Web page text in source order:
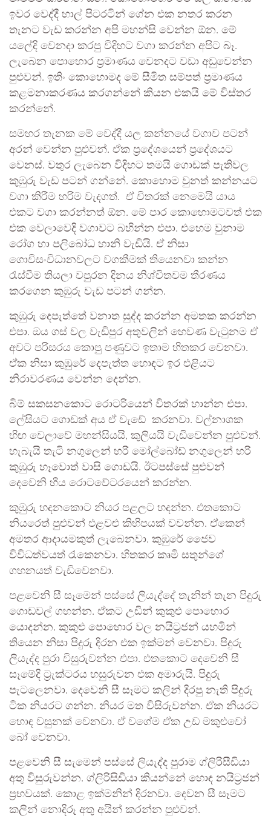
ඉවර වෙද්දී හාල් පිටරටින් ගේන එක නතර කරන
තැනට වැඩ කරන්න අපි මහන්සි වෙන්න ඕන. මේ
යලේදි වෙනදා කරපු විදිහට වගා කරන්න අපිට බෑ.
ලැබෙන පොහොර ප්‍රමාණය වෙනදට වඩා අඩුවෙන්න
පුළුවන්. ඉතිං කොහොමද මේ සීමිත සම්පත් ප්‍රමාණය
කළමනාකරණය කරගන්නේ කියන එකයි මේ විස්තර
කරන්නේ.
සමහර තැනක මේ වෙද්දී යල කන්නයේ වගාව පටන්
අරන් වෙන්න පුළුවන්. ඒක ප්‍රදේශයෙන් ප්‍රදේශයට
වෙනස්. වතුර ලැබෙන විදිහට තමයි ගොඩක් පැතිවල
කුඹුරු වැඩ පටන් ගන්නේ. කොහොම වුනත් කන්නයට
වගා කිරීම හරිම වැදගත්. ඒ විතරක් නෙමෙයි යාය
එකට වගා කරන්නත් ඕන. මේ පාර කොහොමටවත් එක
එක වෙලාවෙදි වගාවට බහින්න එපා. එහෙම වුනාම
රෝග හා පලිබෝධ හානි වැඩියි. ඒ නිසා
ගොවිසංවිධානවලට වගකීමක් තියෙනවා කන්න
රැස්වීම තියලා වපුරන දිනය නිශ්චිතවම තීරණය
කරගෙන කුඹුරු වැඩ පටන් ගන්න.
කුඹුරු දෙපැත්තේ වනාත සුද්ද කරන්න අමතක කරන්න
එපා. ඔය ගස් වල වැඩිපුර අතුවලින් හෙවණ වැටුනම ඒ
අවට පරිසරය කොපු පණුවට ඉතාම හිතකර වෙනවා.
ඒක නිසා කුඹුරේ දෙපැත්ත හොඳට ඉර එළියට
නිරාවරණය වෙන්න දෙන්න.
බිම් සකසනකොට රොටරියෙන් විතරක් හාන්න එපා.
ලේසියට ගොඩක් අය ඒ වැඩේ කරනවා. වල්නාශක
හිඟ වෙලාවේ මහන්සියයි, කුලියයි වැඩිවෙන්න පුළුවන්.
හැබැයි තැටි නගුලෙන් හරි මෝල්බෝඩ් නගුලෙන් හරි
කුඹුරු හෑවොත් වාසි ගොඩයි. ඊටපස්සේ පුළුවන්
දෙවෙනි හීය රොටවේටරයෙන් කරන්න.
කුඹුරු හදනකොට නියර පළලට හදන්න. එතකොට
නියරෙත් පුළුවන් එළවළු කිහිපයක් වවන්න. ඒකෙන්
අමතර ආදායමකුත් ලැබෙනවා. කුඹුරේ ජෛව
විවිධත්වයත් රැකෙනවා. හිතකර කෘමි සතුන්ගේ
ගහනයත් වැඩිවෙනවා.
පළවෙනි සී සෑමෙන් පස්සේ ලියැද්දේ තැනින් තැන පිදුරු
ගොඩවල් ගහන්න. ඒකට උඩින් කුකුළු පොහොර
යොදන්න. කුකුළු පොහොර වල නයිට්‍රජන් යහමින්
තියෙන නිසා පිදුරු දිරන එක ඉක්මන් වෙනවා. පිදුරු
ලියැද්ද පුරා විසුරුවන්න එපා. එතකොට දෙවෙනි සී
සෑමේදි ට්‍රැක්ටරය හසුරුවන එක අමාරුයි. පිදුරු
පැටලෙනවා. දෙවෙනි සී සෑමට කලින් දිරපු නැති පිදුරු
ටික නියරට ගන්න. නියර මත විසිරුවන්න. ඒක නියරට
හොඳ වසුනක් වෙනවා. ඒ වගේම ඒක උඩ මකුළුවෝ
බෝ වෙනවා.
පළවෙනි සී සැමෙන් පස්සේ ලියැද්ද පුරාම ග්ලිරිසීඩියා
අතු විසුරුවන්න. ග්ලිරිසිඩීයා කියන්නේ හොඳ නයිට්‍රජන්
ප්‍රභවයක්. කොළ ඉක්මනින් දිරනවා. දෙවන සී සෑමට
කලින් නොදිරූ අතු අයින් කරන්න පුළුවන්.